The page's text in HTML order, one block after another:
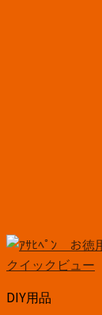
クイックビュー
DIY用品